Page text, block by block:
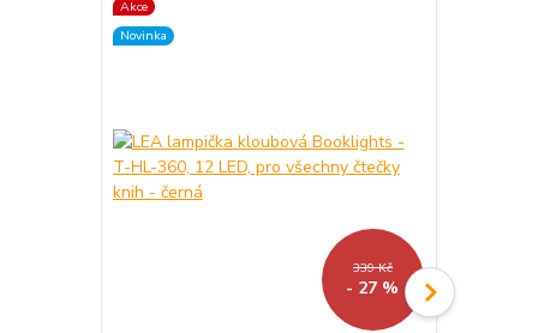
Akce
Novinka
339 Kč
- 27 %